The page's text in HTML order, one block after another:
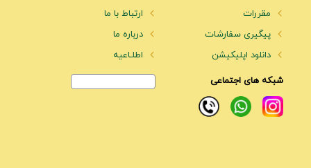
مقررات
پیگیری سفارشات
دانلود اپلیکیشن
ارتباط با ما
درباره ما
اطلـاعیه
شبکه های اجتماعی